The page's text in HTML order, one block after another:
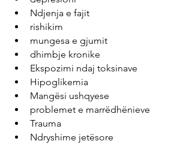
Ndjenja e fajit
rishikim
mungesa e gjumit
dhimbje kronike
Ekspozimi ndaj toksinave
Hipoglikemia
Mangësi ushqyese
problemet e marrëdhënieve
Trauma
Ndryshime jetësore